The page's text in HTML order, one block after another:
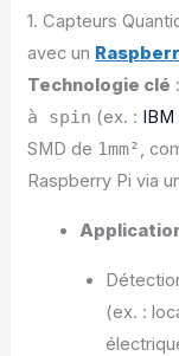
1. Capteurs
avec un
Technologie clé
à spin (ex. :
SMD de 1mm²,
Raspberry Pi via
(ex. :